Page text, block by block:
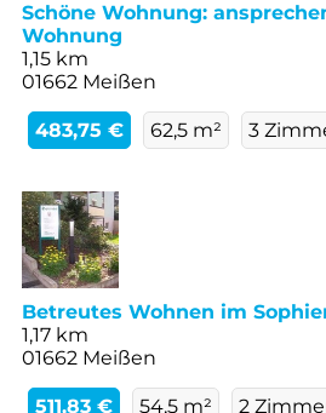
Schöne Wohnung:
Wohnung
1,15 km
01662 Meißen
483,75 € 62,5 m² 3
Betreutes Wohnen im
1,17 km
01662 Meißen
511,83 € 54,5 m² 2